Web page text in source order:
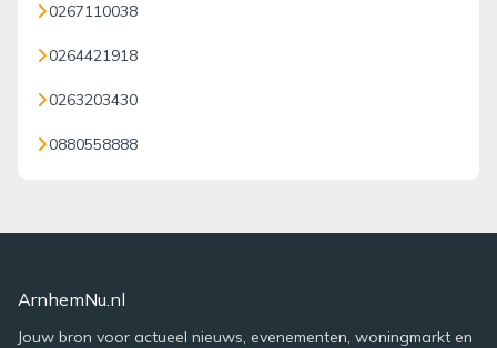
0267110038
0264421918
0263203430
0880558888
ArnhemNu.nl
Jouw bron voor actueel nieuws, evenementen, woningmarkt en